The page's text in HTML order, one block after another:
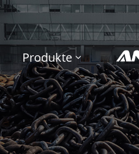
Produkte